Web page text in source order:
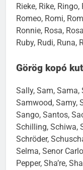
Rieke, Rike,
Romeo, Romi,
Ronnie, Rosa,
Ruby, Rudi, Runa,
Görög kopó
Sally, Sam,
Samwood, Samy,
Sango, Santos,
Schilling, Schiwa,
Schröder,
Selma, Senor
Pepper, Sha’re,